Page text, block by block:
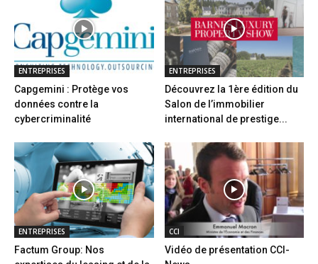
ENTREPRISES
Capgemini : Protège vos
données contre la
cybercriminalité
ENTREPRISES
Découvrez la 1ère édition du
Salon de l’immobilier
international de prestige...
ENTREPRISES
Factum Group: Nos
CCI
Vidéo de présentation CCI-